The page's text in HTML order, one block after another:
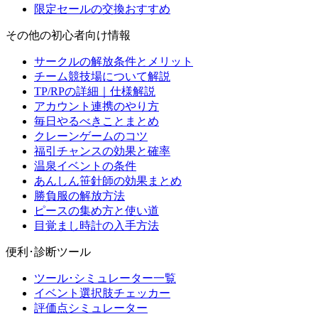
限定セールの交換おすすめ
その他の初心者向け情報
サークルの解放条件とメリット
チーム競技場について解説
TP/RPの詳細｜仕様解説
アカウント連携のやり方
毎日やるべきことまとめ
クレーンゲームのコツ
福引チャンスの効果と確率
温泉イベントの条件
あんしん笹針師の効果まとめ
勝負服の解放方法
ピースの集め方と使い道
目覚まし時計の入手方法
便利･診断ツール
ツール･シミュレーター一覧
イベント選択肢チェッカー
評価点シミュレーター